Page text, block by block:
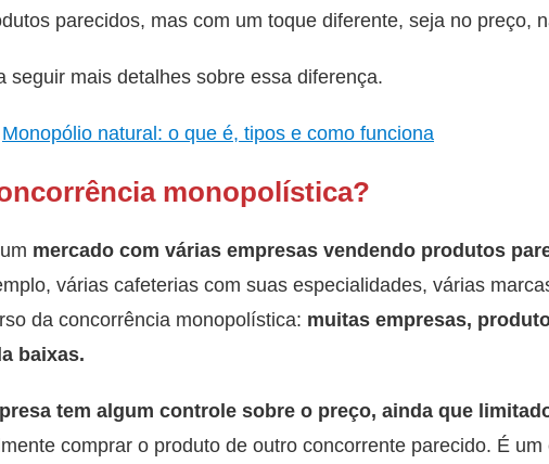
parecidos, mas com um toque diferente, seja no preço,
seguir mais detalhes sobre essa diferença.
Monopólio natural: o que é, tipos e como funciona
monopolística?
mercado com várias empresas vendendo produtos
várias cafeterias com suas especialidades, várias
da concorrência monopolística: muitas empresas,
baixas.
tem algum controle sobre o preço, ainda que
comprar o produto de outro concorrente parecido. É